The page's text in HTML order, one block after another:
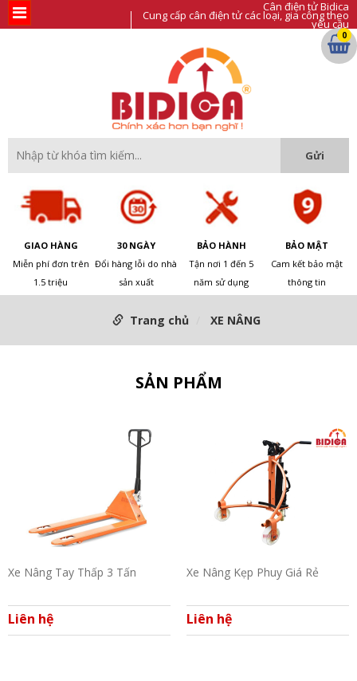
Cân điện tử Bidica
Cung cấp cân điện tử các loại, gia công theo
yêu cầu
GIAO HÀNG
Miễn phí đơn trên
1.5 triệu
30 NGÀY
Đổi hàng lỗi do nhà
sản xuất
BẢO HÀNH
Tận nơi 1 đến 5
năm sử dụng
BẢO MẬT
Cam kết bảo mật
thông tin
0
Trang chủ XE NÂNG
SẢN PHẨM
Xe Nâng Tay Thấp 3 Tấn
Liên hệ
Xe Nâng Kẹp Phuy Giá Rẻ
Liên hệ